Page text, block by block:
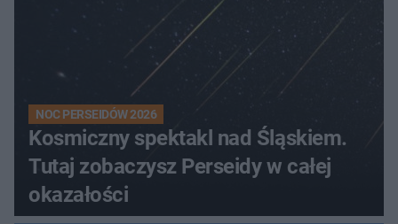
NOC PERSEIDÓW 2026
Kosmiczny spektakl nad Śląskiem.
Tutaj zobaczysz Perseidy w całej
okazałości